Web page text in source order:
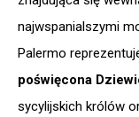
najwspanialszymi
Palermo
poświęcona
sycylijskich królów